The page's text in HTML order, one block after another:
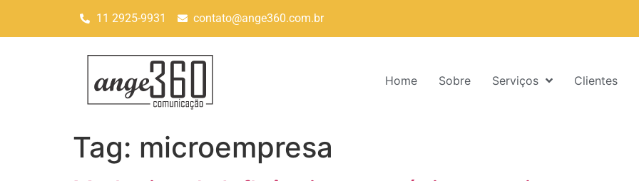
11 2925-9931 contato@ange360.com.br
Home Sobre Serviços Clientes
Tag: microempresa